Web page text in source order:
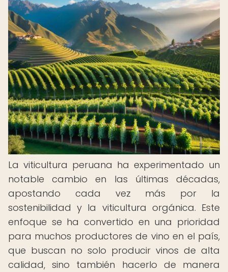
La viticultura peruana ha experimentado un
notable cambio en las últimas décadas,
apostando cada vez más por la
sostenibilidad y la viticultura orgánica. Este
enfoque se ha convertido en una prioridad
para muchos productores de vino en el país,
que buscan no solo producir vinos de alta
calidad, sino también hacerlo de manera